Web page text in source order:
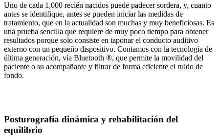
Uno de cada 1,000 recién nacidos puede padecer sordera, y, cuanto
antes se identifique, antes se pueden iniciar las medidas de
tratamiento, que en la actualidad son muchas y muy beneficiosas. Es
una prueba sencilla que requiere de muy poco tiempo para obtener
resultados porque solo consiste en taponar el conducto auditivo
externo con un pequeño dispositivo. Contamos con la tecnología de
última generación, vía Bluetooth ®, que permite la movilidad del
paciente o su acompañante y filtrar de forma eficiente el ruido de
fondo.
Posturografía dinámica y rehabilitación del
equilibrio